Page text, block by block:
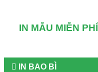
IN MẪU MIỄN PHÍ
IN BAO BÌ